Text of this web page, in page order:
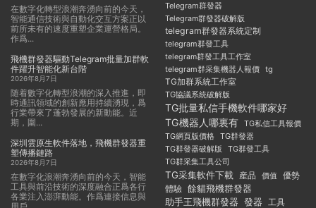
在數字化轉型浪潮奔湧向前的今天，
智能通信技術與自動化交互方案正以
前所未有的速度重塑企業運營格局。
作爲...
飛機群發器驅動Telegram批量加群軟
件躍升智能化新台階
2026年8月7日
随着數字化轉型浪潮的深入推進，即
時通訊領域的創新應用持續湧現，爲
行業帶來了蓬勃發展的新動能。近
期，圍...
深圳雲原生軟件落地，飛機群發器重
塑傳播鏈路
2026年8月7日
在數字化浪潮奔湧向前的今天，智能
工具與前沿技術的深度融合正爲各行
各業注入澎湃動能。作爲連接信息與
Telegram群發器
Telegram群發器破解版
telegram群發器系統定制
telegram群發工具
telegram群發工具工作室
telegram群采集機器人報價 tg
TG加群系統工作室
TG協議系統破解版
TG批量私信手機軟件哪家好
TG機器人哪裏有
TG私信工具報價
TG網頁版價格
TG群發器
TG群發器破解版
TG群發工具
TG群采集工具公司
TG采集軟件下載 産品 價值 優勢
體驗 餘貓飛機群發器
助手王飛機群發器 發器 工具